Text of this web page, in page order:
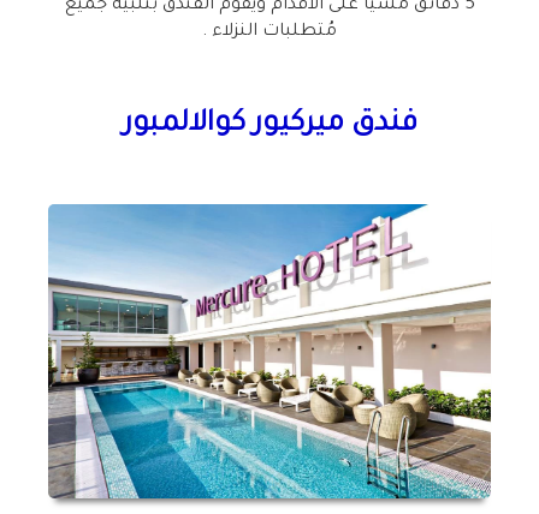
5 دقائق مشياً على الاقدام ويقوم الفندق بتلبية جميع
مُتطلبات النزلاء .
فندق ميركيور كوالالمبور